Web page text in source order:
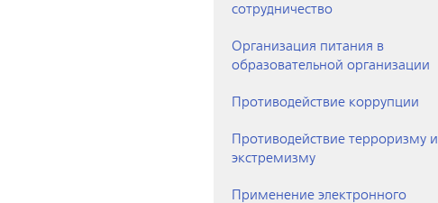
сотрудничество
Организация питания в
образовательной организации
Противодействие коррупции
Противодействие терроризму и
экстремизму
Применение электронного